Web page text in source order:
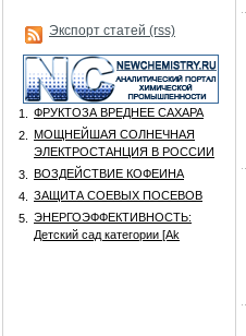
Экспорт статей (rss)
1.
ФРУКТОЗА ВРЕДНЕЕ САХАРА
2.
МОЩНЕЙШАЯ СОЛНЕЧНАЯ
ЭЛЕКТРОСТАНЦИЯ В РОССИИ
3.
ВОЗДЕЙСТВИЕ КОФЕИНА
4.
ЗАЩИТА СОЕВЫХ ПОСЕВОВ
5.
ЭНЕРГОЭФФЕКТИВНОСТЬ:
Детский сад категории [Аk